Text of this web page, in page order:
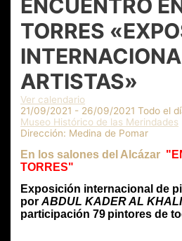
ENCUENTRO
TORRES
ARTISTAS»
Ver calendario
21/09/2021 - 26/09/2021 Todo el
Museo Histórico de las Merindades
Dirección: Medina de Pomar
En los salones del Alcázar
TORRES"
Exposición internacional de
porABDUL KADER AL
participación 79 pintores de